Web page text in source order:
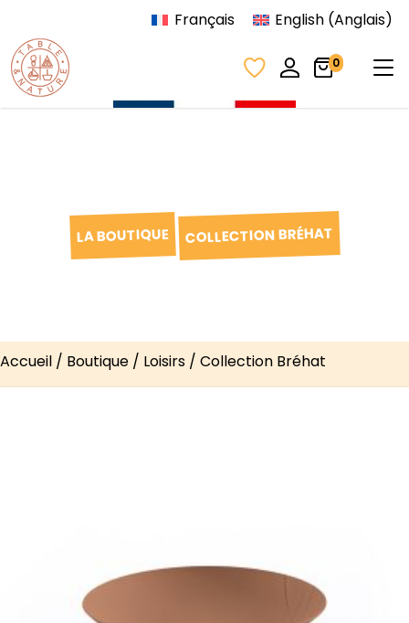
Français English (Anglais)
0
LA BOUTIQUE COLLECTION BRÉHAT
Accueil / Boutique / Loisirs / Collection Bréhat